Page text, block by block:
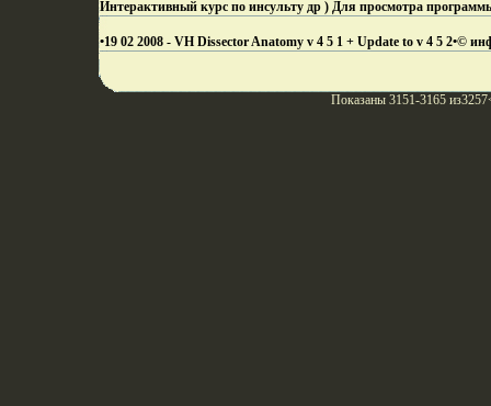
Интерактивный курс по инсульту др ) Для просмотра
•19 02 2008 - VH Dissector Anatomy v 4 5 1 + Update to v 4 5 2•©
Показаны 3151-3165